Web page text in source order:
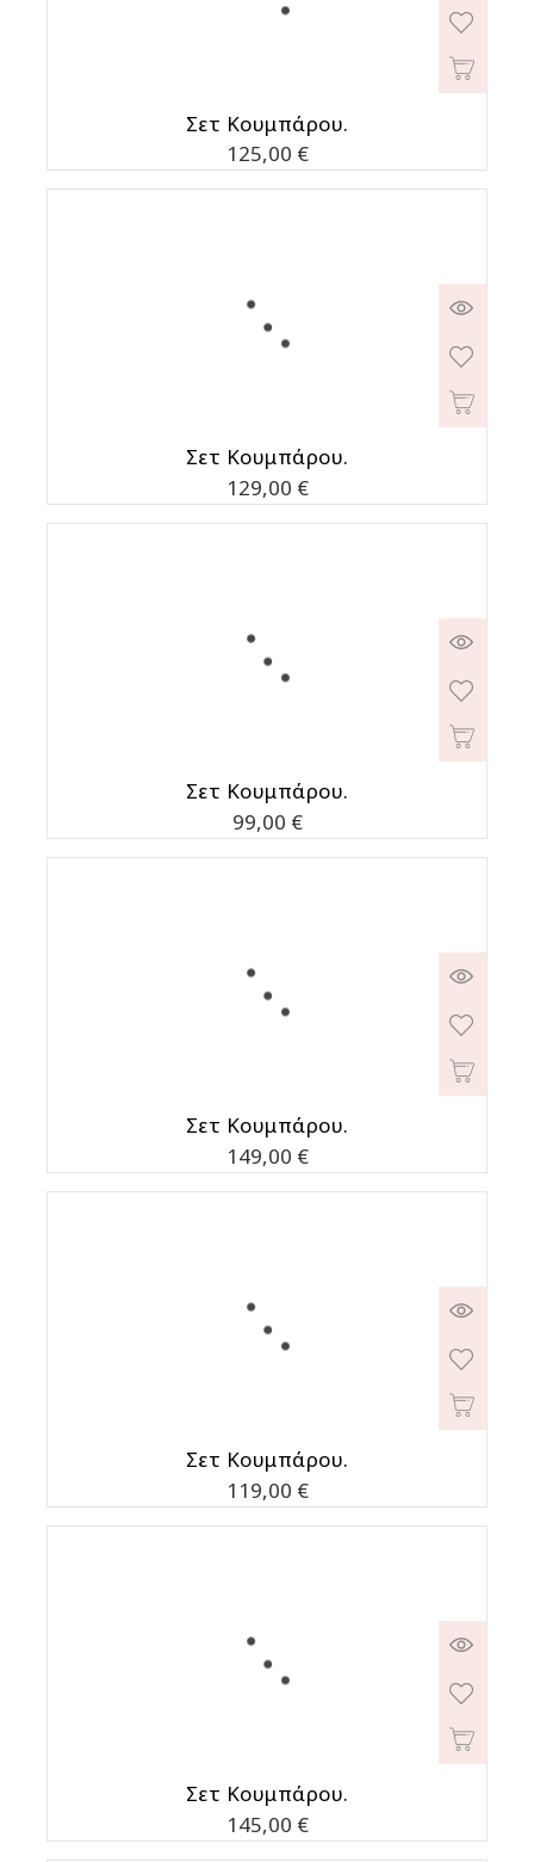
Σετ Κουμπάρου.
Τιμή
125,00 €
Σετ Κουμπάρου.
Τιμή
129,00 €
Σετ Κουμπάρου.
Τιμή
99,00 €
Σετ Κουμπάρου.
Τιμή
149,00 €
Σετ Κουμπάρου.
Τιμή
119,00 €
Σετ Κουμπάρου.
Τιμή
145,00 €